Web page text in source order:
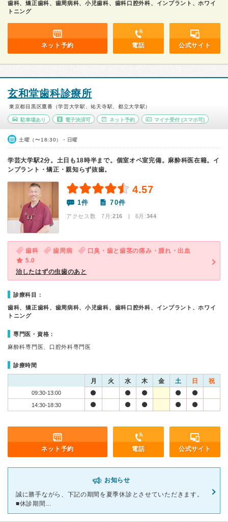
歯科、矯正歯科、歯周病科、小児歯科、歯科口腔外科、インプラント、ホワイ
トニング
ネット予約 電話 公式サイト
玄和堂歯科診療所
東京都目黒区鷹番（学芸大学駅、祐天寺駅、都立大学駅）
駐車場あり 電子決済可 ネット予約 マイナ受付 (スマホ可)
土曜（〜18:30）・日曜
学芸大学駅2分。土日も18時半まで。個室オペ室完備。麻酔科医在籍。イ
ンプラント・矯正・親知らず抜歯。
4.57
1件 70件
アクセス数 7月:216 | 6月:344
歯科 歯周病
口臭・歯と歯茎の痛み・腫れ・出血
5.0
治したはずの虫歯のあと
診療科目：
歯科、矯正歯科、歯周病科、小児歯科、歯科口腔外科、インプラント、ホワイ
トニング
専門医・資格：
麻酔科専門医、口腔外科専門医
診療時間
月 火 水 木 金 土 日 祝
09:30-13:00
14:30-18:30
ネット予約 電話 公式サイト
お知らせ
誠に勝手ながら、下記の期間を夏季休診とさせていただきます。
■休診期間...